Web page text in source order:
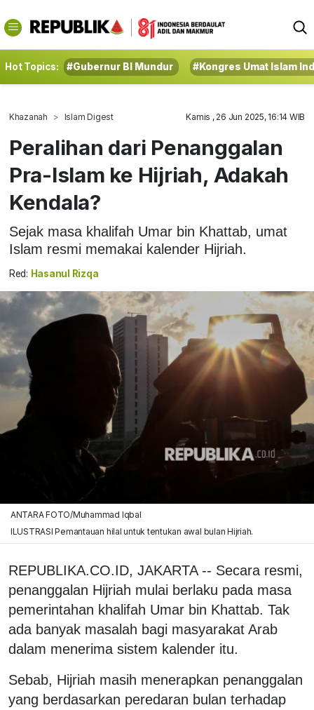
Hot Topics: #Gubernur BI Mundur #Kongres Umat Islam
Khazanah Islam Digest Kamis , 26 Jun 2025, 16:14 WIB
Peralihan dari Penanggalan
Pra-Islam ke Hijriah, Adakah
Kendala?
Sejak masa khalifah Umar bin Khattab, umat
Islam resmi memakai kalender Hijriah.
Red: Hasanul Rizqa
ANTARA FOTO/Muhammad Iqbal
ILUSTRASI Pemantauan hilal untuk tentukan awal bulan Hijriah.
REPUBLIKA.CO.ID, JAKARTA -- Secara resmi,
penanggalan Hijriah mulai berlaku pada masa
pemerintahan khalifah Umar bin Khattab. Tak
ada banyak masalah bagi masyarakat Arab
dalam menerima sistem kalender itu.
Sebab, Hijriah masih menerapkan penanggalan
yang berdasarkan peredaran bulan terhadap